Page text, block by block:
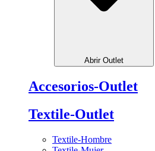
Abrir Outlet
Accesorios-Outlet
Textile-Outlet
Textile-Hombre